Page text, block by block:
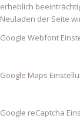
erheblich
Neuladen der Seite
Google Webfont
Google Maps
Google reCaptcha